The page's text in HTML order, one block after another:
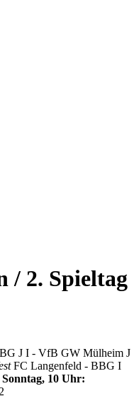
/ 2. Spieltag
J I - VfB GW Mülheim J
FC Langenfeld - BBG I
Sonntag, 10 Uhr: